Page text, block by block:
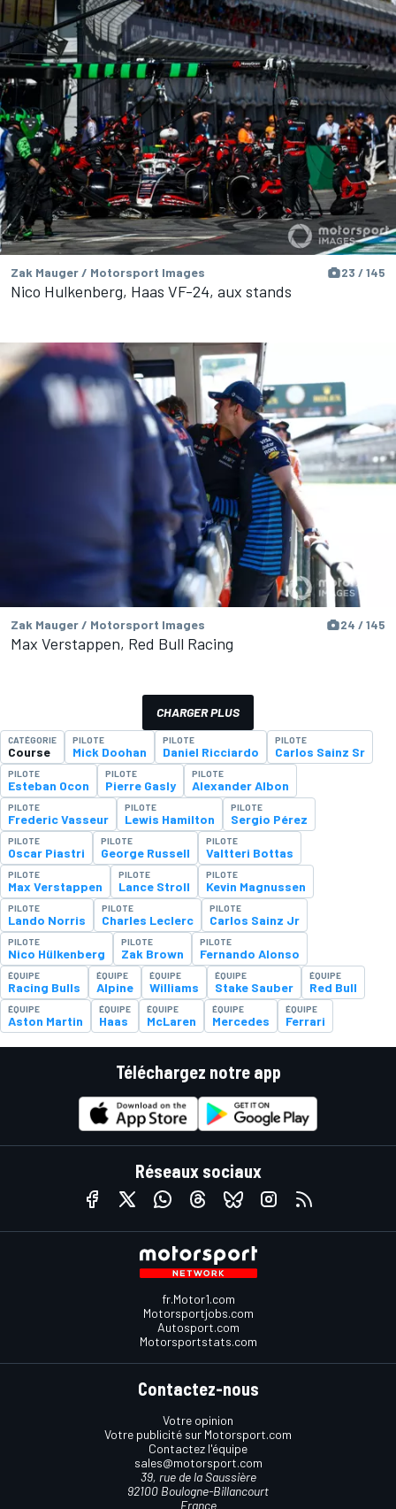
Zak Mauger / Motorsport Images 23 / 145
Nico Hulkenberg, Haas VF-24, aux stands
Zak Mauger / Motorsport Images 24 / 145
Max Verstappen, Red Bull Racing
CHARGER PLUS
CATÉGORIE
Course
PILOTE
Mick Doohan
PILOTE
Daniel Ricciardo
PILOTE
Carlos Sainz Sr
PILOTE
Esteban Ocon
PILOTE
Pierre Gasly
PILOTE
Alexander Albon
PILOTE
Frederic Vasseur
PILOTE
Lewis Hamilton
PILOTE
Sergio Pérez
PILOTE
Oscar Piastri
PILOTE
George Russell
PILOTE
Valtteri Bottas
PILOTE
Max Verstappen
PILOTE
Lance Stroll
PILOTE
Kevin Magnussen
PILOTE
Lando Norris
PILOTE
Charles Leclerc
PILOTE
Carlos Sainz Jr
PILOTE
Nico Hülkenberg
PILOTE
Zak Brown
PILOTE
Fernando Alonso
ÉQUIPE
Racing Bulls
ÉQUIPE
Alpine
ÉQUIPE
Williams
ÉQUIPE
Stake Sauber
ÉQUIPE
Red Bull
ÉQUIPE
Aston Martin
ÉQUIPE
Haas
ÉQUIPE
McLaren
ÉQUIPE
Mercedes
ÉQUIPE
Ferrari
Téléchargez notre app
Réseaux sociaux
fr.Motor1.com
Motorsportjobs.com
Autosport.com
Motorsportstats.com
Contactez-nous
Votre opinion
Votre publicité sur Motorsport.com
Contactez l'équipe
sales@motorsport.com
39, rue de la Saussière
92100 Boulogne-Billancourt
France